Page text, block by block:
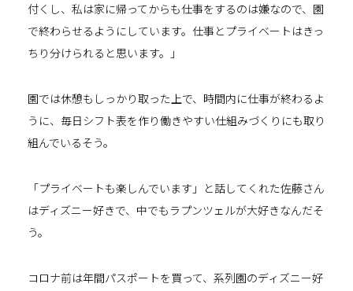
付くし、私は家に帰ってからも仕事をするのは嫌なので、園
で終わらせるようにしています。仕事とプライベートはきっ
ちり分けられると思います。」
園では休憩もしっかり取った上で、時間内に仕事が終わるよ
うに、毎日シフト表を作り働きやすい仕組みづくりにも取り
組んでいるそう。
「プライベートも楽しんでいます」と話してくれた佐藤さん
はディズニー好きで、中でもラプンツェルが大好きなんだそ
う。
コロナ前は年間パスポートを買って、系列園のディズニー好